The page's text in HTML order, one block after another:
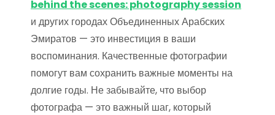
behind the scenes: photography session
и других городах Объединенных Арабских
Эмиратов — это инвестиция в ваши
воспоминания. Качественные фотографии
помогут вам сохранить важные моменты на
долгие годы. Не забывайте, что выбор
фотографа — это важный шаг, который